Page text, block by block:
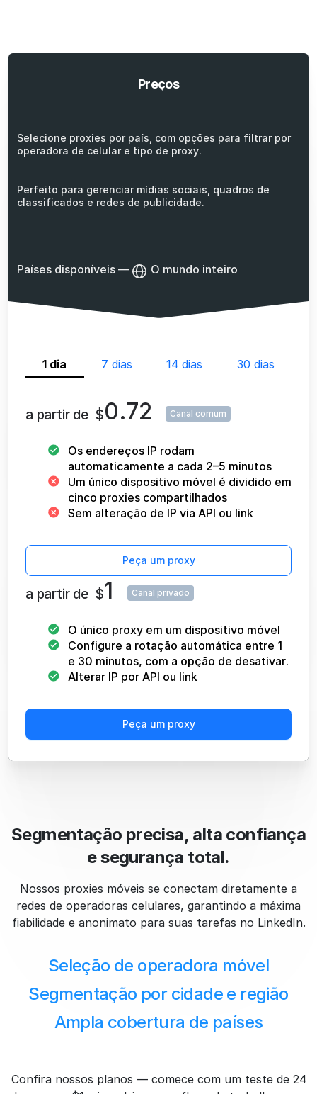
Preços
Selecione proxies por país, com opções para filtrar por
operadora de celular e tipo de proxy.
Perfeito para gerenciar mídias sociais, quadros de
classificados e redes de publicidade.
Países disponíveis — O mundo inteiro
1 dia 7 dias 14 dias 30 dias
a partir de $0.72 Canal comum
Os endereços IP rodam
automaticamente a cada 2–5 minutos
Um único dispositivo móvel é dividido em
cinco proxies compartilhados
Sem alteração de IP via API ou link
Peça um proxy
a partir de $1 Canal privado
O único proxy em um dispositivo móvel
Configure a rotação automática entre 1
e 30 minutos, com a opção de desativar.
Alterar IP por API ou link
Peça um proxy
Segmentação precisa, alta confiança
e segurança total.
Nossos proxies móveis se conectam diretamente a
redes de operadoras celulares, garantindo a máxima
fiabilidade e anonimato para suas tarefas no LinkedIn.
Seleção de operadora móvel
Segmentação por cidade e região
Ampla cobertura de países
Confira nossos planos — comece com um teste de 24